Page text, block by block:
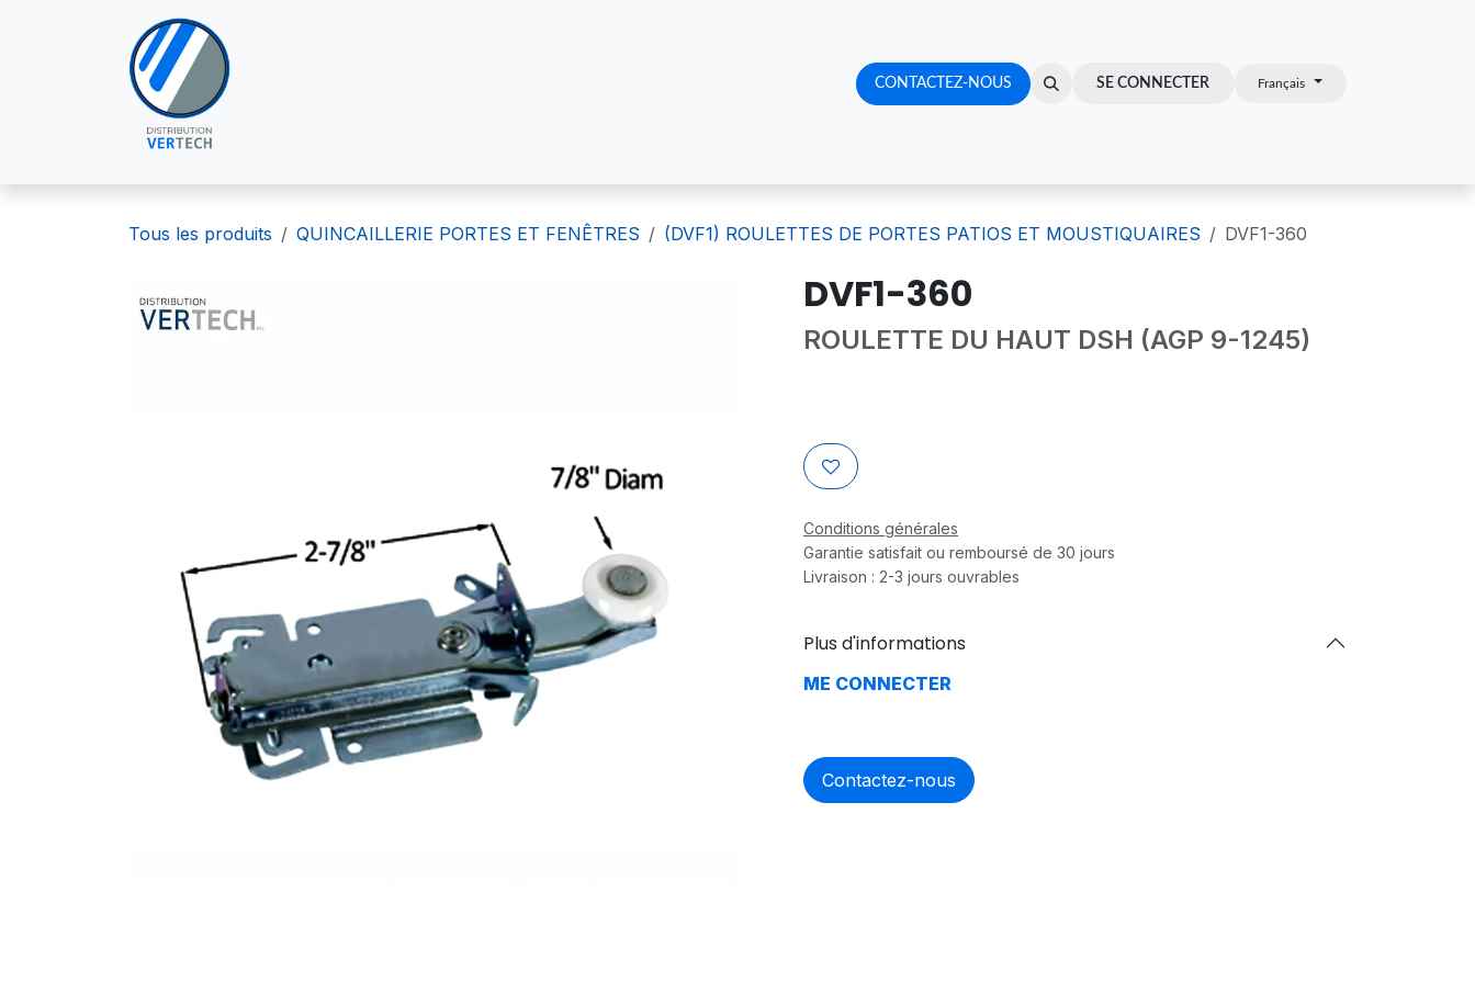
Se rendre au contenu
CATALOGUE DE PRODUITS RENDEZ-VOUS
CONTACTEZ-NOUS SE CONNECTER Français
Tous les produits QUINCAILLERIE PORTES ET FENÊTRES (DVF1) ROULETTES DE PORTES PATIOS ET MOUSTIQUAIRES DVF1-360
DVF1-360
ROULETTE DU HAUT DSH (AGP 9-1245)
Conditions générales
Garantie satisfait ou remboursé de 30 jours
Livraison : 2-3 jours ouvrables
Plus d'informations
ME CONNECTER
Contactez-nous